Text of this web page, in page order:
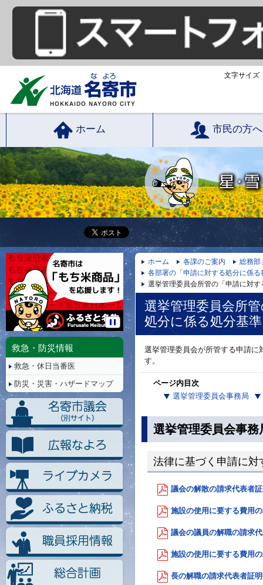
文字サイズ
ホーム 市民の方へ
ホーム 各課のご案内
総務部
各部署の「申請に対する処分に係
選挙管理委員会所管の「申請に対
選挙管理委員会所
処分に係る処分基
選挙管理委員会が所管する申請に
す。
ページ内目次
選挙管理委員会事務局
選挙管理委員会事務
法律に基づく申請に
議会の解散の請求代表者
施設の使用に要する費用
議会の議員の解職の請求
施設の使用に要する費用
長の解職の請求代表者証
停
救急・防災情報
救急・休日当番医
防災・災害・ハザードマップ